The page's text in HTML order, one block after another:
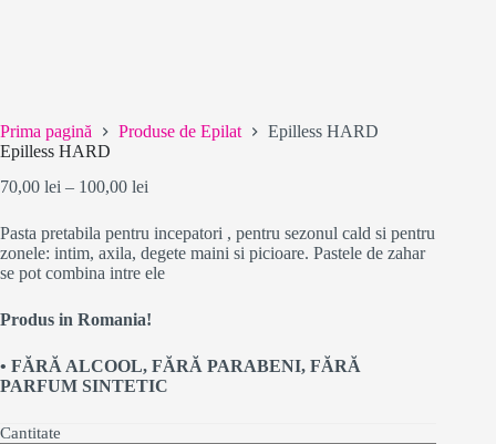
Prima pagină Produse de Epilat
Epilless HARD
Epilless HARD
70,00 lei – 100,00 lei
prețuri:
70,00 lei
până
la
Pasta pretabila pentru incepatori , pentru sezonul cald si pentru
zonele: intim, axila, degete maini si picioare. Pastele de zahar
se pot combina intre ele
Produs in Romania!
• FĂRĂ ALCOOL, FĂRĂ PARABENI, FĂRĂ
PARFUM SINTETIC
Cantitate